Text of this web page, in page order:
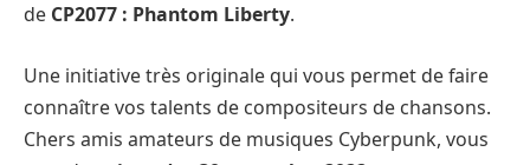
de CP2077 : Phantom Liberty.
Une initiative très originale qui vous permet de faire
connaître vos talents de compositeurs de chansons.
Chers amis amateurs de musiques Cyberpunk, vous